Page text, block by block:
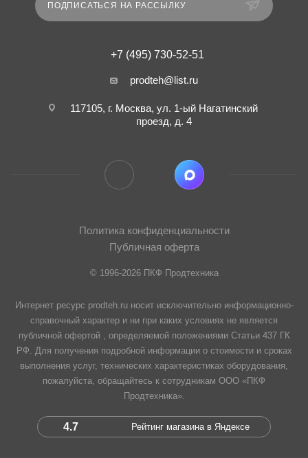
ПОДПИСАТЬСЯ НА РАССЫЛКУ
+7 (495) 730-52-51
prodteh@list.ru
117105, г. Москва, ул. 1-ый Нагатинский
проезд, д. 4
Политика конфиденциальности
Публичная оферта
© 1996-2026 ПКФ Продтехника
Интернет ресурс prodteh.ru носит исключительно информационно-
справочный характер и ни при каких условиях не является
публичной офертой , определяемой положениями Статьи 437 ГК
РФ. Для получения подробной информации о стоимости и сроках
выполнения услуг, технических характеристиках оборудования,
пожалуйста, обращайтесь к сотрудникам ООО «ПКФ
Продтехника».
4.7 Рейтинг магазина в Яндексе